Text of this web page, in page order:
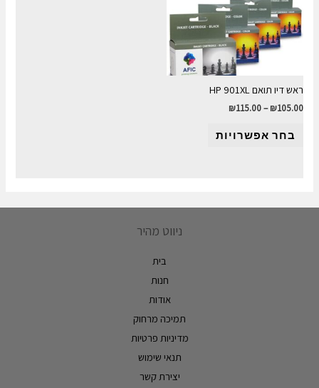
ראש דיו תואם HP 901XL
₪105.00
–
₪115.00
בחר אפשרויות
ניווט מהיר
בית
חנות
אודות
תמיכה מרחוק
מדיניות פרטיות
תנאי שימוש
יצירת קשר